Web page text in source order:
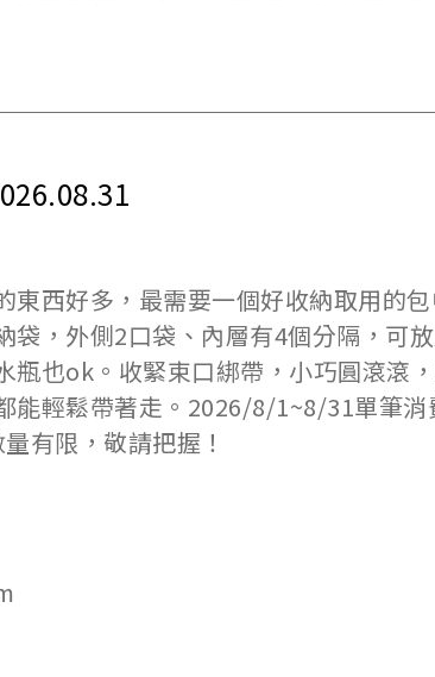
東西好多，最需要一個好收納取用的
袋，外側2口袋、內層有4個分隔，可
瓶也ok。收緊束口綁帶，小巧圓滾滾
能輕鬆帶著走。2026/8/1~8/31單筆消
有限，敬請把握！